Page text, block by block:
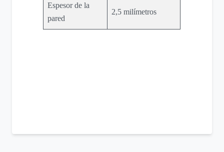
Espesor de la
pared
2,5 milímetros